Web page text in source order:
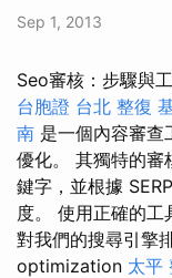
Sep 1, 2013
Seo審核：步驟與
台胞證 台北 整復
南 是一個內容審查
優化。 其獨特的審
鍵字，並根據
度。 使用正確的工
對我們的搜尋引擎
optimization 太平